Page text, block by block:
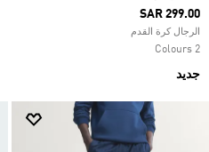
SAR 299.00
الرجال كرة القدم
2 Colours
جديد